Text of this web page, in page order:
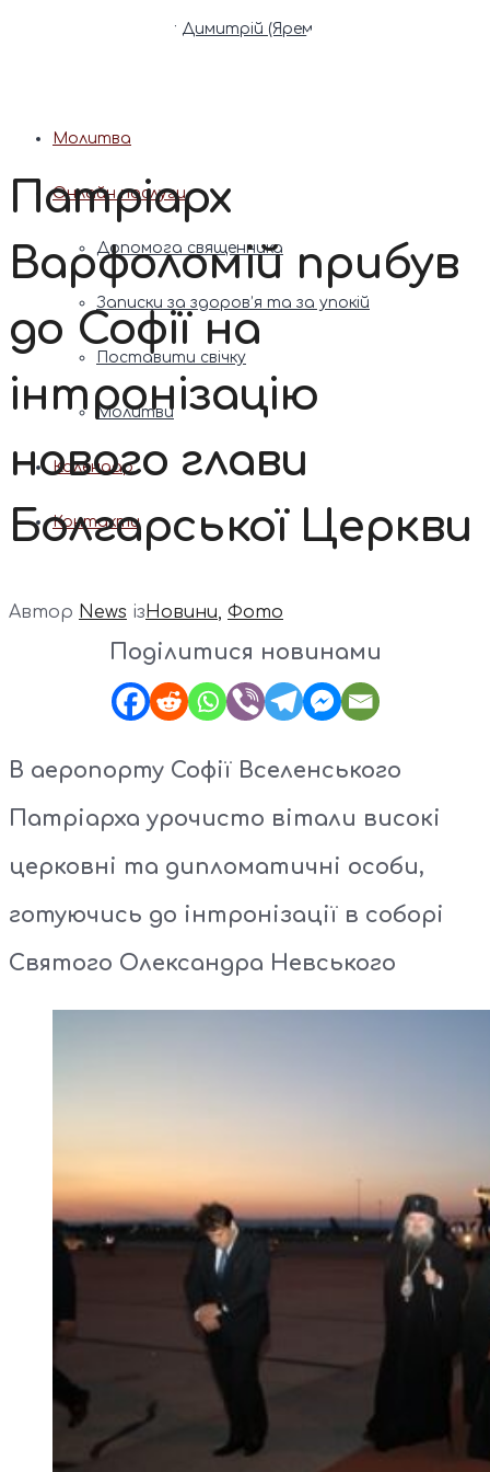
Патріарх Димитрій (Ярема)
Молитва
Онлайн послуги
Допомога священника
Записки за здоров’я та за упокій
Поставити свічку
Молитви
Календар
Контакти
Патріарх
Варфоломій прибув
до Софії на
інтронізацію
нового глави
Болгарської Церкви
Автор News ізНовини, Фото
Поділитися новинами
В аеропорту Софії Вселенського
Патріарха урочисто вітали високі
церковні та дипломатичні особи,
готуючись до інтронізації в соборі
Святого Олександра Невського